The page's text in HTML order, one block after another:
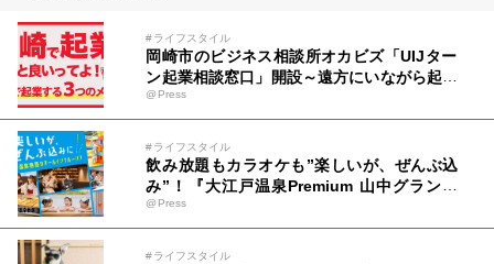
#ライフスタイル
岡崎市のビジネス相談所オカビズ「UIJター
ン起業相談窓口」開設～遠方にいながら起業
準備OK！岡崎市を挑戦者があつまるまちに
～
@Press
#ライフスタイル
飲み放題もカラオケも”楽しいが、ぜんぶ込
み”！『大江戸温泉Premium 山中グランド
ホテル』にてPremiumシリーズ初のオール
インクルーシブ導入
@Press
#ライフスタイル